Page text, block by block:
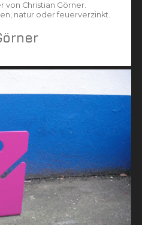
von Christian Görner.
natur oder feuerverzinkt.